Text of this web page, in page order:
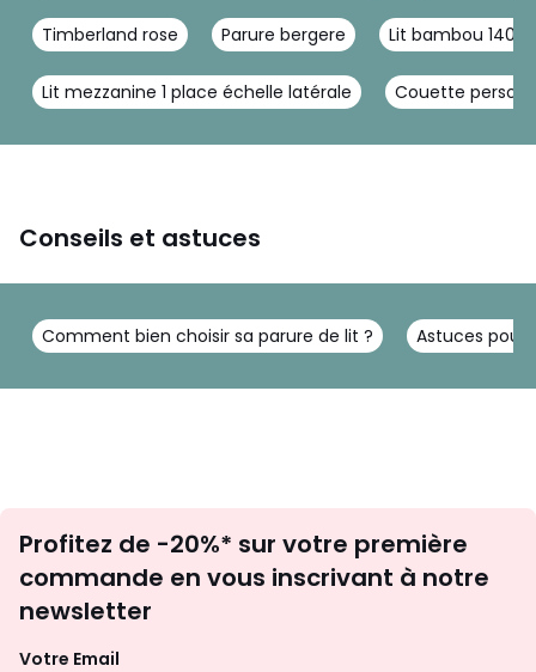
Timberland rose Parure bergere Lit bambou
Lit mezzanine 1 place échelle latérale Couette
Conseils et astuces
Comment bien choisir sa parure de lit ? Astuces pour
newsletter
Profitez de -20%* sur votre première
commande en vous inscrivant à notre
newsletter
Votre Email